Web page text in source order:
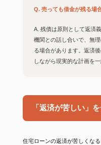
Q. 売っても借金が残る場
A. 残債は原則として返済
機関との話し合いで、無
る場合があります。返済
しながら現実的な計画を一
「返済が苦しい」
住宅ローンの返済が苦しくな